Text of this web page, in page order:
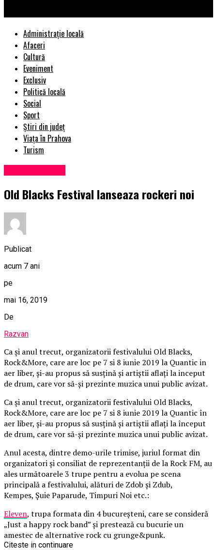
Administrație locală
Afaceri
Cultură
Eveniment
Exclusiv
Politică locală
Social
Sport
Știri din județ
Viața în Prahova
Turism
Old Blacks Festival lanseaza rockeri noi
Publicat
acum 7 ani
pe
mai 16, 2019
De
Razvan
Ca și anul trecut, organizatorii festivalului Old Blacks,
Rock&More, care are loc pe 7 si 8 iunie 2019 la Quantic in
aer liber, și-au propus să susțină și artiștii aflați la inceput
de drum, care vor să-și prezinte muzica unui public avizat.
Ca și anul trecut, organizatorii festivalului Old Blacks,
Rock&More, care are loc pe 7 si 8 iunie 2019 la Quantic în
aer liber, și-au propus să susțină și artiștii aflați la început
de drum, care vor să-și prezinte muzica unui public avizat.
Anul acesta, dintre demo-urile trimise, juriul format din
organizatori și consiliat de reprezentanții de la Rock FM, au
ales următoarele 3 trupe pentru a evolua pe scena
principală a festivalului, alături de Zdob și Zdub,
Kempes, Șuie Paparude, Timpuri Noi etc.:
Eleven, trupa formata din 4 bucureșteni, care se consideră
„Just a happy rock band” și prestează cu bucurie un
amestec de alternative rock cu grunge&punk.
Citeste in continuare